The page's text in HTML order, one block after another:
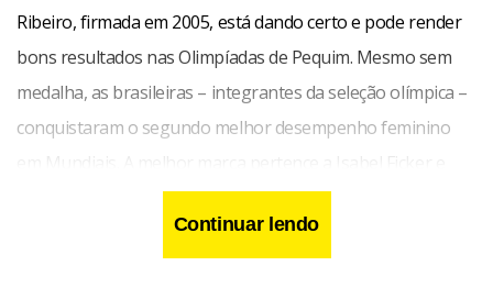
Ribeiro, firmada em 2005, está dando certo e pode render
bons resultados nas Olimpíadas de Pequim. Mesmo sem
medalha, as brasileiras – integrantes da seleção olímpica –
conquistaram o segundo melhor desempenho feminino
Laura Zanni, com o ouro no Mundial de 420, em 2003.
Continuar lendo